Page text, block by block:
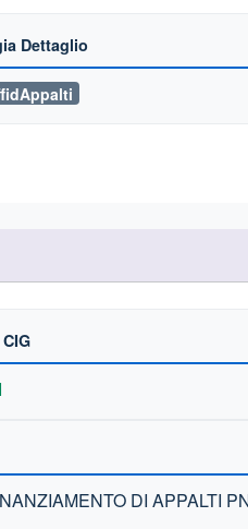
Dettaglio
CIG
DI APPALTI